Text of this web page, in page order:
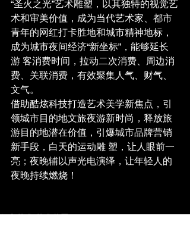
“圣火之光”艺术雕塑，以其独特的视觉艺
术和审美价值，成为当代艺术家、都市
青年的网红打卡胜地和城市精神地标，
成为城市夜间经济“新坐标”，能够延长
游 客消费时间，拉动二次消费、周边消
费、关联消费，有效聚集人气、财气、
文气。
借助酷炫科技打造艺术美学新焦点，引
领城市目的地文旅夜游新时尚，释放旅
游目的地潜在价值，引爆城市品牌营销
新手段，白天的运动雕 塑，让人眼前一
亮；夜晚辅以声光电演绎，让年轻人的
夜晚持续燃烧！